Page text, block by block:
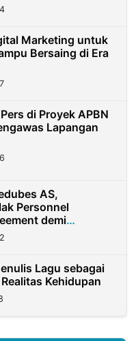
Marketing untuk
Bersaing di Era
di Proyek APBN
Lapangan
AS,
Personnel
demi
Lagu sebagai
Kehidupan